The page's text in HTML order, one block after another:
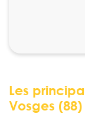
Les
Vosges (88)